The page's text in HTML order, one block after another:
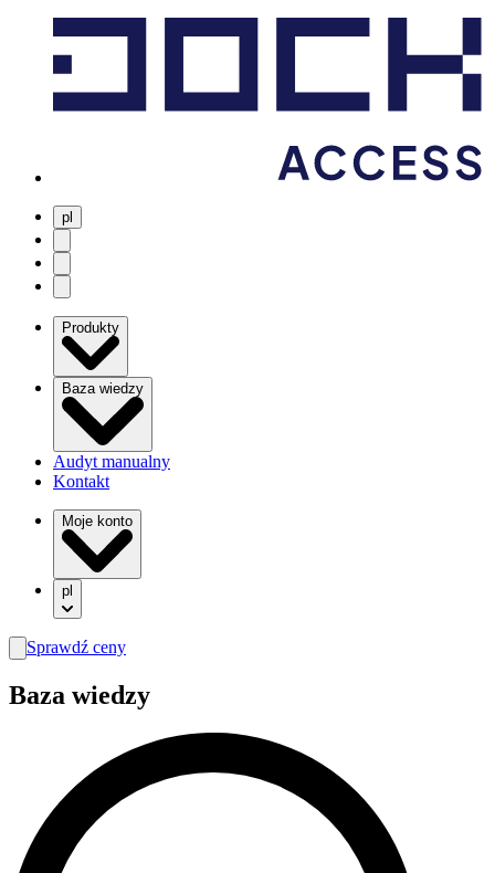
pl
Produkty
Baza wiedzy
Audyt manualny
Kontakt
Moje konto
pl
search
Sprawdź ceny
Baza wiedzy